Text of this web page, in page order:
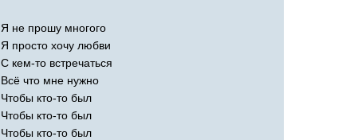
Я не прошу многого
Я просто хочу любви
С кем-то встречаться
Всё что мне нужно
Чтобы кто-то был
Чтобы кто-то был
Чтобы кто-то был